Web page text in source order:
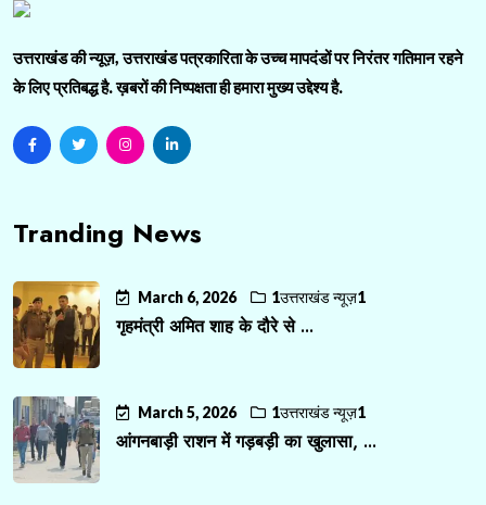
उत्तराखंड की न्यूज़, उत्तराखंड पत्रकारिता के उच्च मापदंडों पर निरंतर गतिमान रहने
के लिए प्रतिबद्ध है. ख़बरों की निष्पक्षता ही हमारा मुख्य उद्देश्य है.
Tranding News
March 6, 2026 1उत्तराखंड न्यूज़1
गृहमंत्री अमित शाह के दौरे से ...
March 5, 2026 1उत्तराखंड न्यूज़1
आंगनबाड़ी राशन में गड़बड़ी का खुलासा, ...